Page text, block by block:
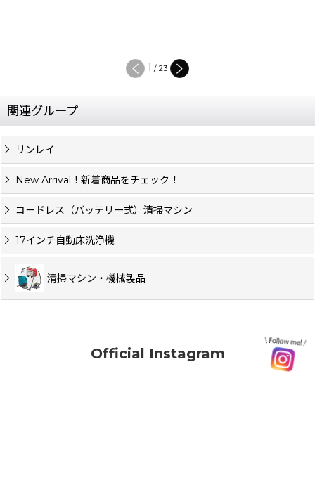
2 /23
関連グループ
リンレイ
New Arrival！新着商品をチェック！
コードレス（バッテリー式）清掃マシン
17インチ自動床洗浄機
清掃マシン・機械製品
Official Instagram